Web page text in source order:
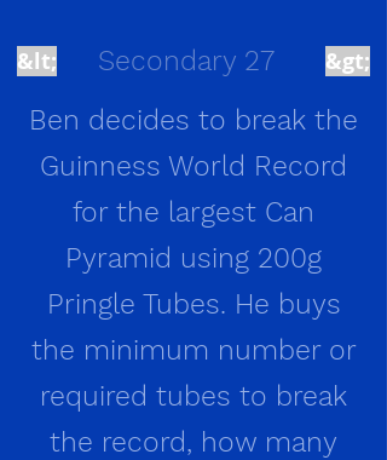
Secondary 27 &gt;
&lt;
Ben decides to break the
Guinness World Record
for the largest Can
Pyramid using 200g
Pringle Tubes. He buys
the minimum number or
required tubes to break
the record, how many